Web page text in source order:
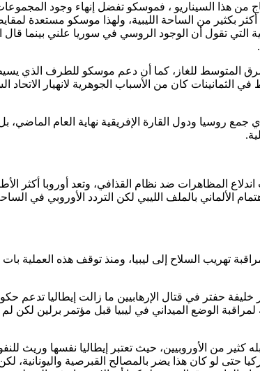
من هذا السيناريو ، فموسكو تفضل إنهاء وجود
بكثير من الساحة الليبية، ولهذا موسكو مستعدة
تقول أن الوجود الروسي في سوريا علني بينما قال
شرق المتوسط للغاز، كما أن دعم موسكو للطرف الذي
كان من الأسباب الجوهرية لانهيار الاتحاد
روسيا ودول القارة الإفريقية نهاية العام الماضي،
في إزاحة القذافي إلا أن الدول الأوروبية لم يكن لديها استراتيجية لمرحلة ما بعد 17 فبراير 2011م، وقت اندلاع المظاهرات ضد
الألماني بالملف الليبي لكن التردد الأوروبي في
تهريب السلاح إلى ليبيا، ومنذ توقف هذه العملية بات
خليفة حفتر في قتال الإرهابيين ما زالت إيطاليا تدعم
الوضع الميداني في ليبيا قبل مؤتمر برلين لكن لم
كثير من الأوروبيين، حيث تعتبر إيطاليا نفسها وريث
صفقة مع تركيا حتى لو كان هذا يضر بالمصالح القبرصية